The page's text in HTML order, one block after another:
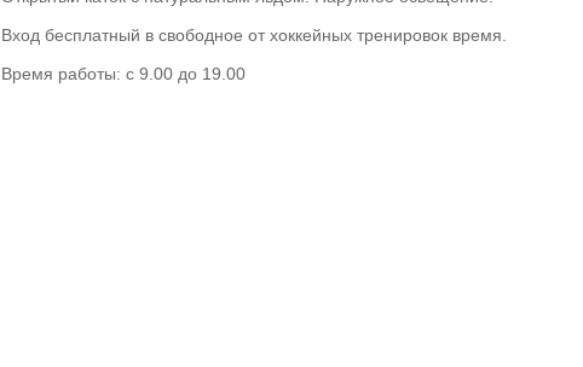
Вход бесплатный в свободное от хоккейных тренировок время.
Время работы: с 9.00 до 19.00